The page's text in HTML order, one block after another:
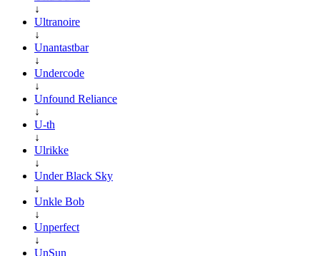
↓
Ultranoire
↓
Unantastbar
↓
Undercode
↓
Unfound Reliance
↓
U-th
↓
Ulrikke
↓
Under Black Sky
↓
Unkle Bob
↓
Unperfect
↓
UnSun